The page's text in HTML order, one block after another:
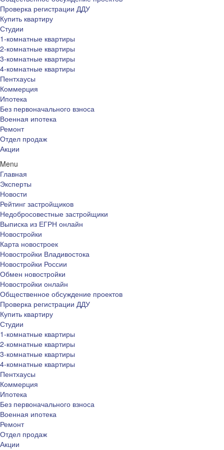
Проверка регистрации ДДУ
Купить квартиру
Студии
1-комнатные квартиры
2-комнатные квартиры
3-комнатные квартиры
4-комнатные квартиры
Пентхаусы
Коммерция
Ипотека
Без первоначального взноса
Военная ипотека
Ремонт
Отдел продаж
Акции
Menu
Главная
Эксперты
Новости
Рейтинг застройщиков
Недобросовестные застройщики
Выписка из ЕГРН онлайн
Новостройки
Карта новостроек
Новостройки Владивостока
Новостройки России
Обмен новостройки
Новостройки онлайн
Общественное обсуждение проектов
Проверка регистрации ДДУ
Купить квартиру
Студии
1-комнатные квартиры
2-комнатные квартиры
3-комнатные квартиры
4-комнатные квартиры
Пентхаусы
Коммерция
Ипотека
Без первоначального взноса
Военная ипотека
Ремонт
Отдел продаж
Акции